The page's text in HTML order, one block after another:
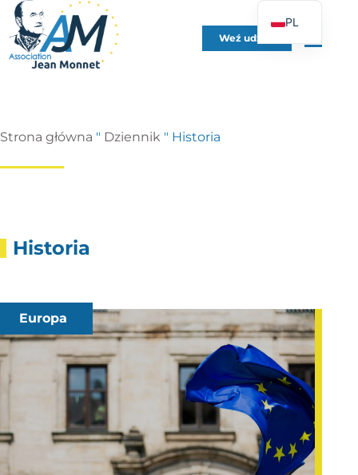
Weź udział
Strona główna " Dziennik " Historia
Historia
Europa
PL
FR